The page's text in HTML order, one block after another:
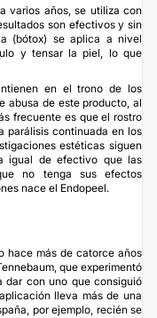
varios años, se utiliza con
son efectivos y sin
(bótox) se aplica a nivel
y tensar la piel, lo que
en el trono de los
abusa de este producto, al
frecuente es que el rostro
parálisis continuada en los
estéticas siguen
igual de efectivo que las
no tenga sus efectos
nace el Endopeel.
hace más de catorce años
que experimentó
dar con uno que consiguió
lleva más de una
por ejemplo, recién se